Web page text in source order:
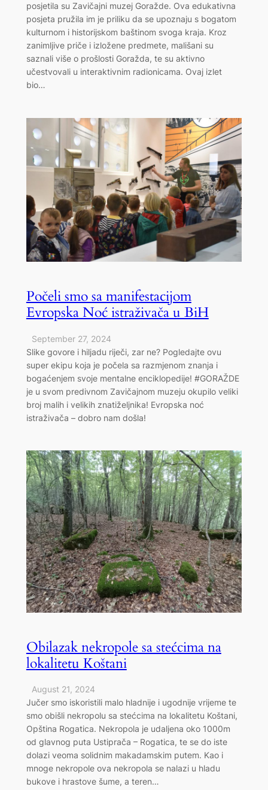
posjetila su Zavičajni muzej Goražde. Ova edukativna
posjeta pružila im je priliku da se upoznaju s bogatom
kulturnom i historijskom baštinom svoga kraja. Kroz
zanimljive priče i izložene predmete, mališani su
saznali više o prošlosti Goražda, te su aktivno
učestvovali u interaktivnim radionicama. Ovaj izlet
bio…
Počeli smo sa manifestacijom
Evropska Noć istraživača u BiH
September 27, 2024
Slike govore i hiljadu riječi, zar ne? Pogledajte ovu
super ekipu koja je počela sa razmjenom znanja i
bogaćenjem svoje mentalne enciklopedije! #GORAŽDE
je u svom predivnom Zavičajnom muzeju okupilo veliki
broj malih i velikih znatiželjnika! Evropska noć
istraživača – dobro nam došla!
Obilazak nekropole sa stećcima na
lokalitetu Koštani
August 21, 2024
Jučer smo iskoristili malo hladnije i ugodnije vrijeme te
smo obišli nekropolu sa stećcima na lokalitetu Koštani,
Opština Rogatica. Nekropola je udaljena oko 1000m
od glavnog puta Ustiprača – Rogatica, te se do iste
dolazi veoma solidnim makadamskim putem. Kao i
mnoge nekropole ova nekropola se nalazi u hladu
bukove i hrastove šume, a teren…